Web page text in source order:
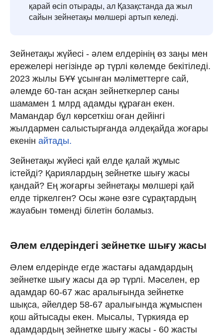
қарай өсіп отырады, ал Қазақстанда да жыл
сайын зейнетақы мөлшері артып келеді.
Зейнетақы жүйесі - әлем елдерінің өз заңы мен
ережелері негізінде әр түрлі көлемде бекітіледі.
2023 жылы БҰҰ ұсынған мәліметтерге сай,
әлемде 60-тан асқан зейнеткерлер саны
шамамен 1 млрд адамды құраған екен.
Мамандар бұл көрсеткіш оған дейінгі
жылдармен салыстырғанда әлдеқайда жоғары
екенін айтады.
Зейнетақы жүйесі қай елде қалай жұмыс
істейді? Қариялардың зейнетке шығу жасы
қандай? Ең жоғарғы зейнетақы мөлшері қай
елде тіркелген? Осы және өзге сұрақтардың
жауабын төменді білетін боламыз.
Әлем елдеріндегі зейнетке шығу жасы
Әлем елдерінде егде жастағы адамдардың
зейнетке шығу жасы да әр түрлі. Мәселен, ер
адамдар 60-67 жас аралығында зейнетке
шықса, әйелдер 58-67 аралығында жұмыспен
қош айтысады екен. Мысалы, Түркияда ер
адамдардың зейнетке шығу жасы - 60 жасты